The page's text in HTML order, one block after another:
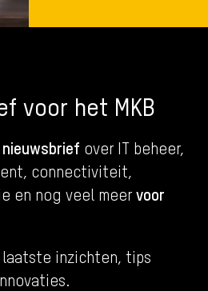
voor het MKB
nieuwsbrief over IT beheer,
connectiviteit,
en nog veel meer voor
laatste inzichten, tips